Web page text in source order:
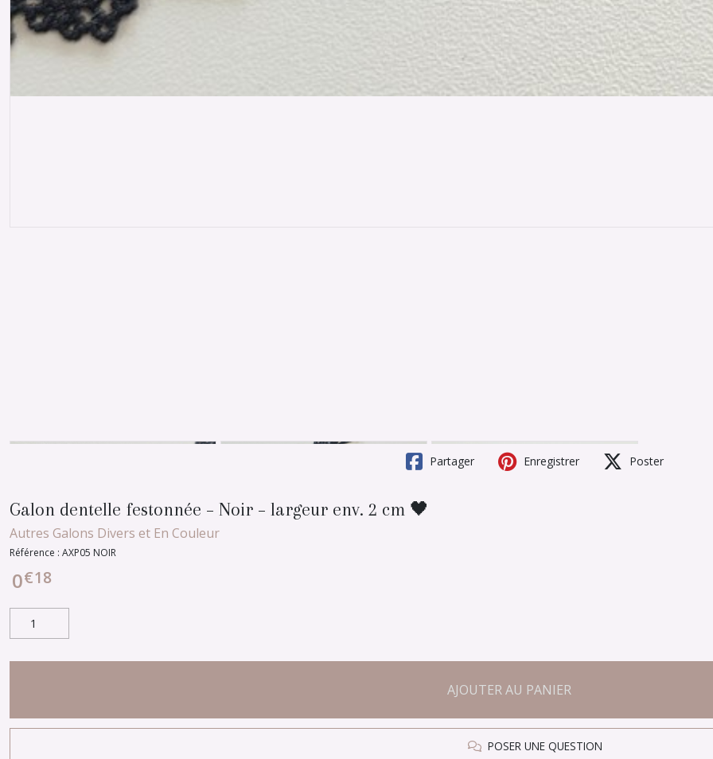
Partager Enregistrer Poster
Galon dentelle festonnée – Noir – largeur env. 2 cm 🖤
Autres Galons Divers et En Couleur
Référence : AXP05 NOIR
0€18
AJOUTER AU PANIER
POSER UNE QUESTION